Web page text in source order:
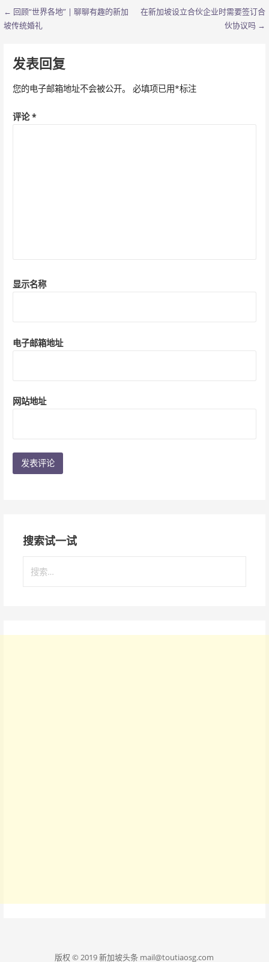
文
导
航
← 回顾“世界各地” | 聊聊有趣的新加
坡传统婚礼
在新加坡设立合伙企业时需要签订合
伙协议吗 →
发表回复
您的电子邮箱地址不会被公开。 必填项已用*标注
评论*
显示名称
电子邮箱地址
网站地址
搜索试一试
索
版权 © 2019 新加坡头条 mail@toutiaosg.com